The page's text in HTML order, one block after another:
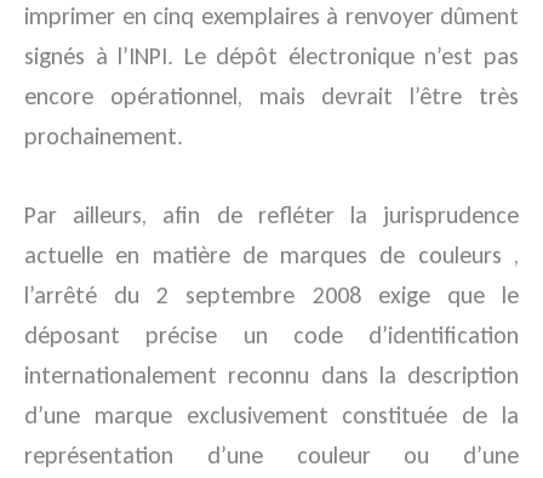
imprimer en cinq exemplaires à renvoyer dûment
signés à l’INPI. Le dépôt électronique n’est pas
encore opérationnel, mais devrait l’être très
prochainement.
Par ailleurs, afin de refléter la jurisprudence
actuelle en matière de marques de couleurs ,
l’arrêté du 2 septembre 2008 exige que le
déposant précise un code d’identification
internationalement reconnu dans la description
d’une marque exclusivement constituée de la
représentation d’une couleur ou d’une